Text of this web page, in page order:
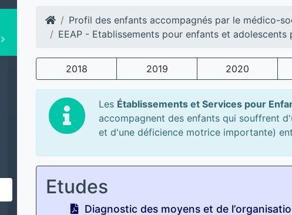
Profil des enfants accompagnés par le médico-
EEAP - Etablissements pour enfants et adolescents
2018 2019 2020
Les Établissements et Services pour
accompagnent des enfants qui souffrent
et d'une déficience motrice importante)
Etudes
Diagnostic des moyens et de